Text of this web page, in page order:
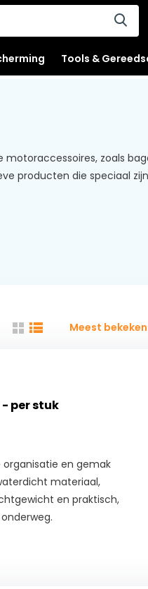
Tools &
zoals
producten die speciaal
Meest bekeken
- per stuk
organisatie en gemak
materiaal,
en praktisch,